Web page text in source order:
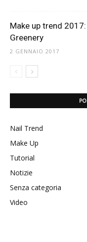
Make up trend
Greenery
2 GENNAIO 2017
Nail Trend
Make Up
Tutorial
Notizie
Senza categoria
Video